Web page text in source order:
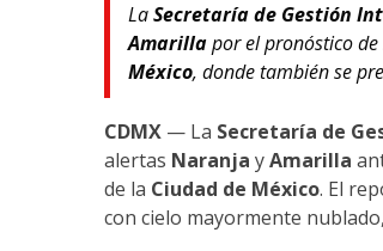
LaSecretaría de Gestión
Amarillapor el pronóstico
México, donde también se
CDMX — La Secretaría de
alertas Naranja yAmarilla
de la Ciudad de México. El
con cielo mayormente